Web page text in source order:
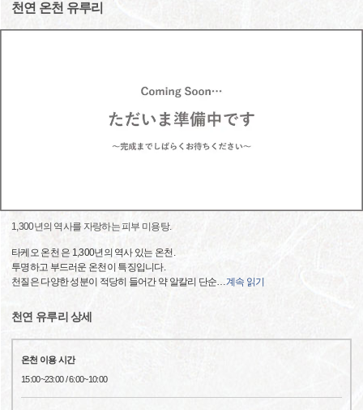
천연 온천 유루리
1,300년의 역사를 자랑하는 피부 미용탕.
타케오 온천 은 1,300년의 역사 있는 온천.
투명하고 부드러운 온천이 특징입니다.
천질은 다양한 성분이 적당히 들어간 약 알칼리 단순…계속 읽기
천연 유루리 상세
온천 이용 시간
15:00~23:00 / 6:00~10:00